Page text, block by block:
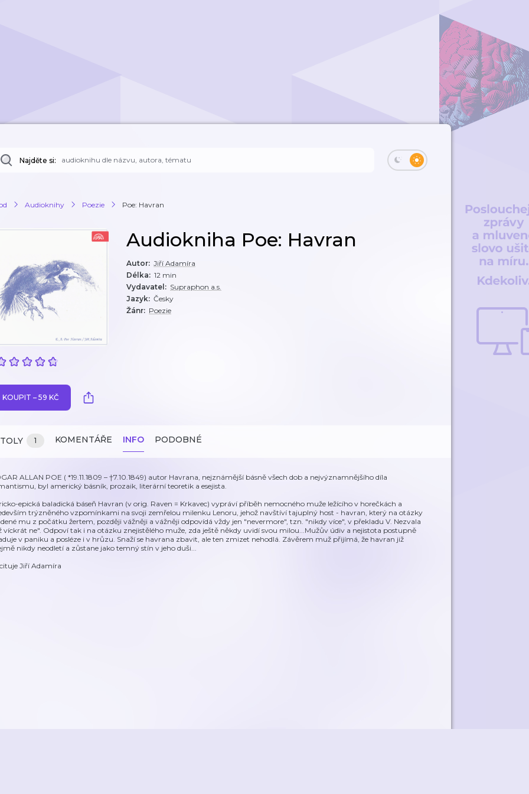
Najděte si:
Audioknihy Poezie Poe: Havran
Audiokniha Poe: Havran
Autor: Jiří Adamíra
Délka: 12 min
Vydavatel : Supraphon a.s.
Jazyk: Česky
Žánr: Poezie
KOUPIT – 59 KČ
1 KOMENTÁŘE INFO PODOBNÉ
ALLAN POE ( *19.11.1809 – †7.10.1849) autor Havrana, nejznámější básně všech dob a nejvýznamnějšího díla
byl americký básník, prozaik, literární teoretik a esejista.
epická baladická báseň Havran (v orig. Raven = Krkavec) vypráví příběh nemocného muže ležícího v horečkách a
trýzněného vzpomínkami na svoji zemřelou milenku Lenoru, jehož navštíví tajuplný host - havran, který na otázky
mu z počátku žertem, později vážněji a vážněji odpovídá vždy jen "nevermore", tzn. "nikdy více", v překladu V. Nezvala
víckrát ne". Odpoví tak i na otázku znejistělého muže, zda ještě někdy uvidí svou milou...Mužův údiv a nejistota postupně
v paniku a posléze i v hrůzu. Snaží se havrana zbavit, ale ten zmizet nehodlá. Závěrem muž přijímá, že havran již
nikdy neodletí a zůstane jako temný stín v jeho duši...
Jiří Adamíra